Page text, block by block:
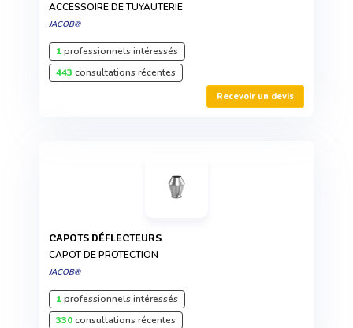
ACCESSOIRE DE TUYAUTERIE
JACOB®
1professionnels intéressés
443 consultations récentes
Recevoir un devis
CAPOTS DÉFLECTEURS
CAPOT DE PROTECTION
JACOB®
1professionnels intéressés
330consultations récentes